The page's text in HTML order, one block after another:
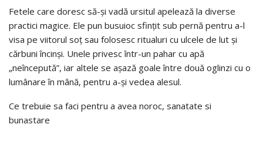
Fetele care doresc să-și vadă ursitul apelează la diverse
practici magice. Ele pun busuioc sfințit sub pernă pentru a-l
visa pe viitorul soț sau folosesc ritualuri cu ulcele de lut și
cărbuni încinși. Unele privesc într-un pahar cu apă
„neîncepută”, iar altele se așază goale între două oglinzi cu o
lumânare în mână, pentru a-și vedea alesul.
Ce trebuie sa faci pentru a avea noroc, sanatate si
bunastare